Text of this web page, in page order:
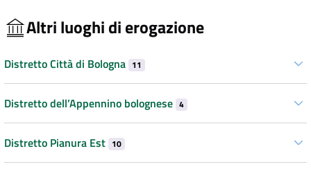
Altri luoghi di erogazione
Distretto Città di Bologna 11
Distretto dell’Appennino bolognese 4
Distretto Pianura Est 10